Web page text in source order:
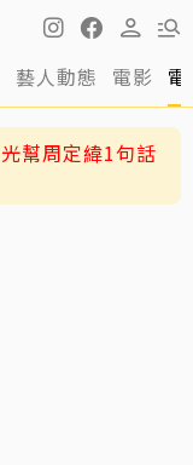
藝人動態 電影